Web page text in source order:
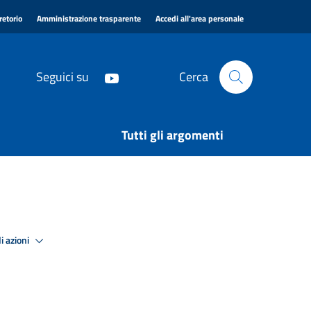
Amministrazione trasparente Accedi all'area personale
Seguici su Cerca
Tutti gli argomenti
azioni